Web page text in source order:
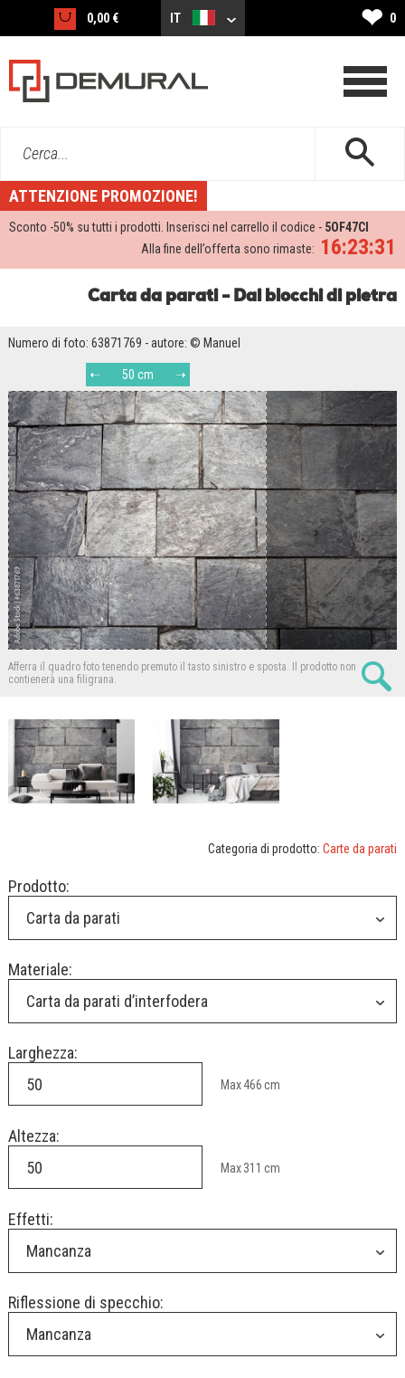
0,00 € IT ❤ 0
Cerca...
ATTENZIONE PROMOZIONE!
Sconto -50% su tutti i prodotti. Inserisci nel carrello il codice - 5OF47CI
16:23:31
Alla fine dell’offerta sono rimaste:
Carta da parati - Dai blocchi di pietra
Numero di foto: 63871769 - autore: © Manuel
50 cm
Afferra il quadro foto tenendo premuto il tasto sinistro e sposta.
Il prodotto non
contienerà una filigrana.
Categoria di prodotto: Carte da parati
Prodotto:
Carta da parati
Materiale:
Carta da parati d’interfodera
Larghezza:
Max466cm
Altezza:
Max311 cm
Effetti:
Mancanza
Riflessione di specchio:
Mancanza